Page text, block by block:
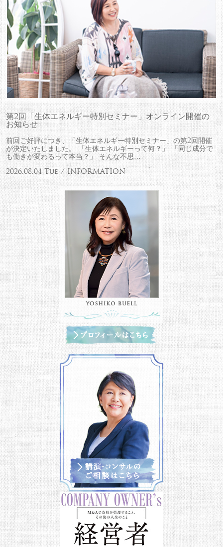
第2回「生体エネルギー特別セミナー」オンライン開催の
お知らせ
前回ご好評につき、「生体エネルギー特別セミナー」の第2回開催
が決定いたしました。 「生体エネルギーって何？」 「同じ成分で
も働きが変わるって本当？」 そんな不思…
2026.08.04 Tue / INFORMATION